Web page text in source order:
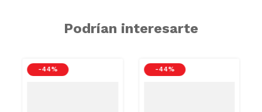
Podrían interesarte
-44 % -44 %